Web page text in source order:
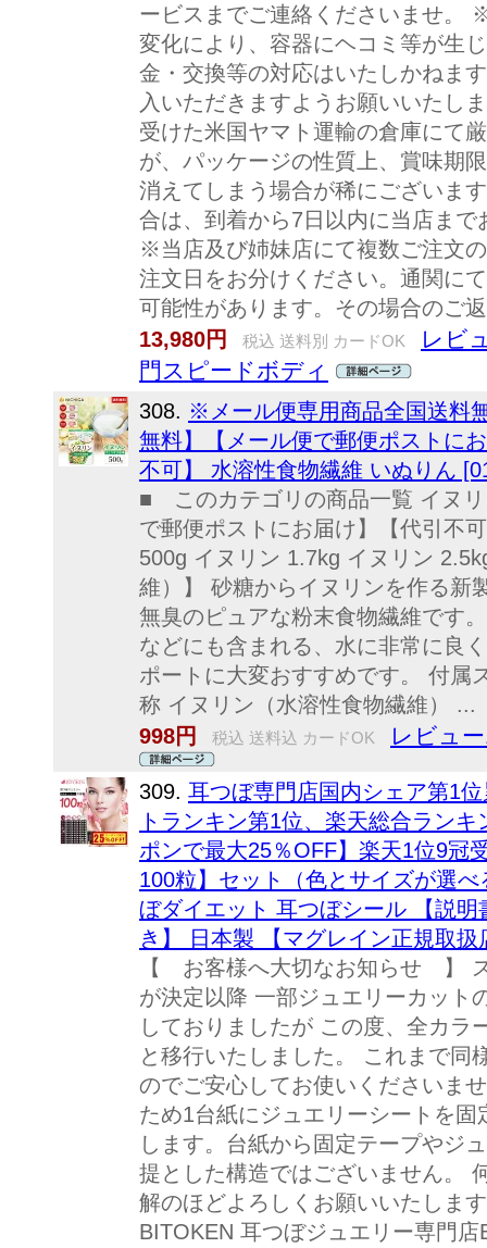
ービスまでご連絡くださいませ。
変化により、容器にヘコミ等が生
金・交換等の対応はいたしかねま
入いただきますようお願いいたし
受けた米国ヤマト運輸の倉庫にて
が、パッケージの性質上、賞味期
消えてしまう場合が稀にございま
合は、到着から7日以内に当店ま
※当店及び姉妹店にて複数ご注文
注文日をお分けください。通関に
可能性があります。その場合のご
13,980円
税込 送料別 カードOK
レビ
門スピードボディ
308. ※メール便専用商品全国送料
無料】【メール便で郵便ポストに
不可】 水溶性食物繊維 いぬりん
■ このカテゴリの商品一覧 イヌ
で郵便ポストにお届け】【代引不
500g イヌリン 1.7kg イヌリン
維）】 砂糖からイヌリンを作る新
無臭のピュアな粉末食物繊維です
などにも含まれる、水に非常に良
ポートに大変おすすめです。 付
称 イヌリン（水溶性食物繊維） ...
998円
税込 送料込 カードOK レビュ
309. 耳つぼ専門店国内シェア第1
トランキン第1位、楽天総合ラン
ポンで最大25％OFF】楽天1位9冠
100粒】セット（色とサイズが選
ぼダイエット 耳つぼシール 【説
き】 日本製 【マグレイン正規取扱
【 お客様へ大切なお知らせ 】
が決定以降 一部ジュエリーカット
しておりましたが この度、全カラ
と移行いたしました。 これまで同
のでご安心してお使いくださいま
ため1台紙にジュエリーシートを
します。台紙から固定テープやジ
提とした構造ではございません。
解のほどよろしくお願いいたしま
BITOKEN 耳つぼジュエリー専門